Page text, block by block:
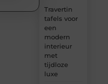
Travertin
tafels voor
een
modern
interieur
met
tijdloze
luxe